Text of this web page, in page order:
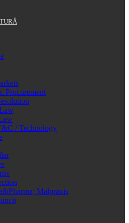
Procurement
/ Technology
Malpraxis